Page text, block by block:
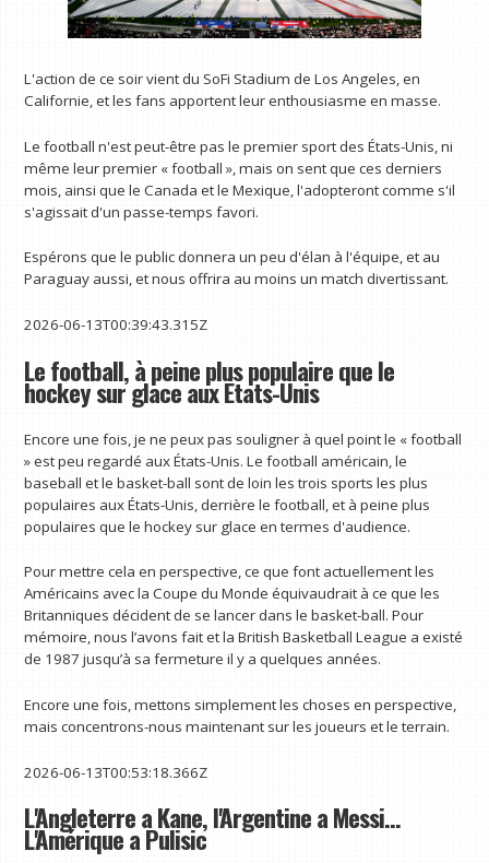
L'action de ce soir vient du SoFi Stadium de Los Angeles, en
Californie, et les fans apportent leur enthousiasme en masse.
Le football n'est peut-être pas le premier sport des États-Unis, ni
même leur premier « football », mais on sent que ces derniers
mois, ainsi que le Canada et le Mexique, l'adopteront comme s'il
s'agissait d'un passe-temps favori.
Espérons que le public donnera un peu d'élan à l'équipe, et au
Paraguay aussi, et nous offrira au moins un match divertissant.
2026-06-13T00:39:43.315Z
Le football, à peine plus populaire que le
hockey sur glace aux États-Unis
Encore une fois, je ne peux pas souligner à quel point le « football
» est peu regardé aux États-Unis. Le football américain, le
baseball et le basket-ball sont de loin les trois sports les plus
populaires aux États-Unis, derrière le football, et à peine plus
populaires que le hockey sur glace en termes d'audience.
Pour mettre cela en perspective, ce que font actuellement les
Américains avec la Coupe du Monde équivaudrait à ce que les
Britanniques décident de se lancer dans le basket-ball. Pour
mémoire, nous l’avons fait et la British Basketball League a existé
de 1987 jusqu’à sa fermeture il y a quelques années.
Encore une fois, mettons simplement les choses en perspective,
mais concentrons-nous maintenant sur les joueurs et le terrain.
2026-06-13T00:53:18.366Z
L'Angleterre a Kane, l'Argentine a Messi…
L'Amérique a Pulisic